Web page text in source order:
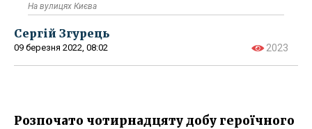
На вулицях Києва
Сергій Згурець
09 березня 2022, 08:02 2023
Розпочато чотирнадцяту добу героїчного